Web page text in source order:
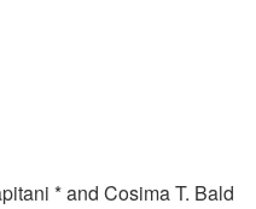
* and Cosima T. Bald